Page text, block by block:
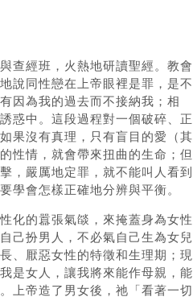
查經班，火熱地研讀聖經。教會
說同性戀在上帝眼裡是罪，是不
因為我的過去而不接納我；相
惑中。這段過程對一個破碎、正
果沒有真理，只有盲目的愛（其
性情，就會帶來扭曲的生命；但
，嚴厲地定罪，就不能叫人看到
學會怎樣正確地分辨與平衡。
化的囂張氣燄，來掩蓋身為女性
己扮男人，不必氣自己生為女兒
、厭惡女性的特徵和生理期；現
是女人，讓我將來能作母親，能
上帝造了男女後，祂「看著一切